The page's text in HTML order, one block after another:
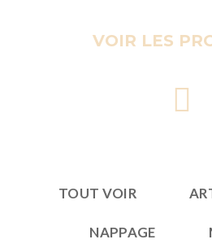
VOIR LES
TOUT VOIR
NAPPAGE